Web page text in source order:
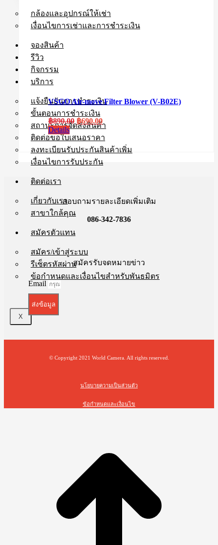
กล้องและอุปกรณ์ให้เช่า
เงื่อนไขการเช่าและการชำระเงิน
จองสินค้า
รีวิว
กิจกรรม
บริการ
แจ้งยืนยันการชำระเงิน
ขั้นตอนการชำระเงิน
สถานะการจัดส่งสินค้า
ติดต่อขอใบเสนอราคา
ลงทะเบียนรับประกันสินค้าเพิ่ม
เงื่อนไขการรับประกัน
ติดต่อเรา
เกี่ยวกับเรา
สาขาใกล้คุณ
สมัครตัวแทน
สมัคร/เข้าสู่ระบบ
รีเซ็ตรหัสผ่าน
ข้อกำหนดและเงื่อนไขสำหรับพันธมิตร
X
VSGO Air-move Filter Blower (V-B02E)
฿890.00 Original
price
was:
฿890.00.
฿690.00Current
price
is:
฿690.00.
Details
สอบถามรายละเอียดเพิ่มเติม
086-342-7836
สมัครรับจดหมายข่าว
Email
ส่งข้อมูล
© Copyright 2021 World Camera. All rights reserved.
นโยบายความเป็นส่วนตัว
ข้อกำหนดและเงื่อนไข